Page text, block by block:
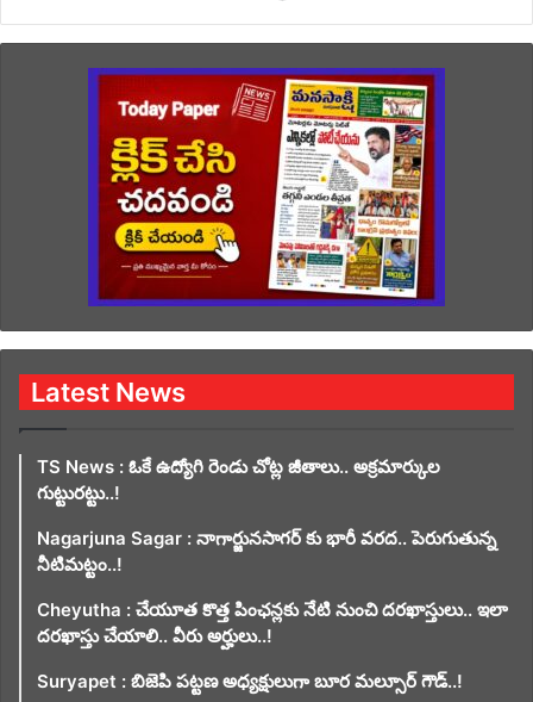
Latest News
TS News : ఓకే ఉద్యోగి రెండు చోట్ల జీతాలు.. అక్రమార్కుల
గుట్టురట్టు..!
Nagarjuna Sagar : నాగార్జునసాగర్ కు భారీ వరద.. పెరుగుతున్న
నీటిమట్టం..!
Cheyutha : చేయూత కొత్త పింఛన్లకు నేటి నుంచి దరఖాస్తులు.. ఇలా
దరఖాస్తు చేయాలి.. వీరు అర్హులు..!
Suryapet : బిజెపి పట్టణ అధ్యక్షులుగా బూర మల్సూర్ గౌడ్..!